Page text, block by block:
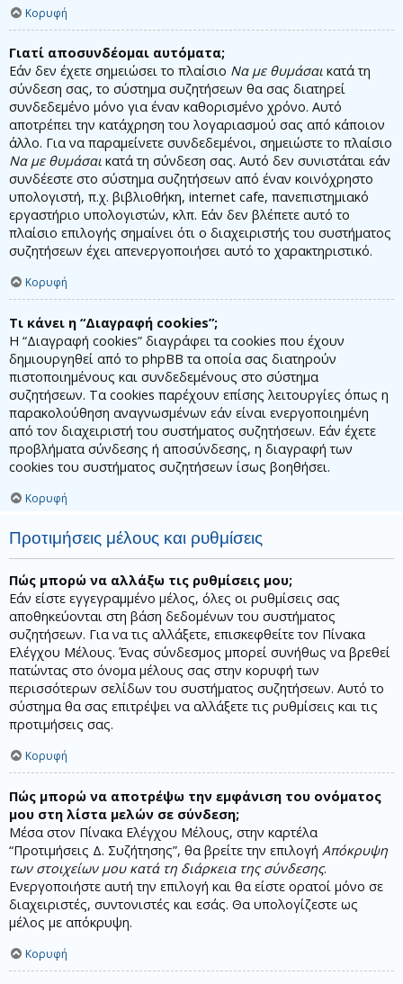
Κορυφή
Γιατί αποσυνδέομαι αυτόματα;
Εάν δεν έχετε σημειώσει το πλαίσιο Να με θυμάσαι κατά τη
σύνδεση σας, το σύστημα συζητήσεων θα σας διατηρεί
συνδεδεμένο μόνο για έναν καθορισμένο χρόνο. Αυτό
αποτρέπει την κατάχρηση του λογαριασμού σας από κάποιον
άλλο. Για να παραμείνετε συνδεδεμένοι, σημειώστε το πλαίσιο
Να με θυμάσαι κατά τη σύνδεση σας. Αυτό δεν συνιστάται εάν
συνδέεστε στο σύστημα συζητήσεων από έναν κοινόχρηστο
υπολογιστή, π.χ. βιβλιοθήκη, internet cafe, πανεπιστημιακό
εργαστήριο υπολογιστών, κλπ. Εάν δεν βλέπετε αυτό το
πλαίσιο επιλογής σημαίνει ότι ο διαχειριστής του συστήματος
συζητήσεων έχει απενεργοποιήσει αυτό το χαρακτηριστικό.
Κορυφή
Τι κάνει η “Διαγραφή cookies”;
Η “Διαγραφή cookies” διαγράφει τα cookies που έχουν
δημιουργηθεί από το phpBB τα οποία σας διατηρούν
πιστοποιημένους και συνδεδεμένους στο σύστημα
συζητήσεων. Τα cookies παρέχουν επίσης λειτουργίες όπως η
παρακολούθηση αναγνωσμένων εάν είναι ενεργοποιημένη
από τον διαχειριστή του συστήματος συζητήσεων. Εάν έχετε
προβλήματα σύνδεσης ή αποσύνδεσης, η διαγραφή των
cookies του συστήματος συζητήσεων ίσως βοηθήσει.
Κορυφή
Προτιμήσεις μέλους και ρυθμίσεις
Πώς μπορώ να αλλάξω τις ρυθμίσεις μου;
Εάν είστε εγγεγραμμένο μέλος, όλες οι ρυθμίσεις σας
αποθηκεύονται στη βάση δεδομένων του συστήματος
συζητήσεων. Για να τις αλλάξετε, επισκεφθείτε τον Πίνακα
Ελέγχου Μέλους. Ένας σύνδεσμος μπορεί συνήθως να βρεθεί
πατώντας στο όνομα μέλους σας στην κορυφή των
περισσότερων σελίδων του συστήματος συζητήσεων. Αυτό το
σύστημα θα σας επιτρέψει να αλλάξετε τις ρυθμίσεις και τις
προτιμήσεις σας.
Κορυφή
Πώς μπορώ να αποτρέψω την εμφάνιση του ονόματος
μου στη λίστα μελών σε σύνδεση;
Μέσα στον Πίνακα Ελέγχου Μέλους, στην καρτέλα
“Προτιμήσεις Δ. Συζήτησης”, θα βρείτε την επιλογή Απόκρυψη
των στοιχείων μου κατά τη διάρκεια της σύνδεσης.
Ενεργοποιήστε αυτή την επιλογή και θα είστε ορατοί μόνο σε
διαχειριστές, συντονιστές και εσάς. Θα υπολογίζεστε ως
μέλος με απόκρυψη.
Κορυφή